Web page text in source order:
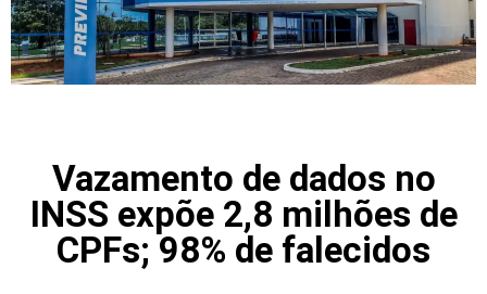
Vazamento de dados no
INSS expõe 2,8 milhões de
CPFs; 98% de falecidos